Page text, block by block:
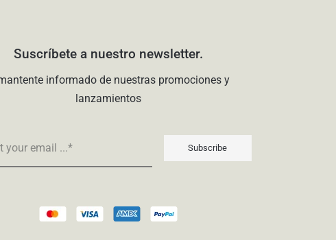
Suscríbete a nuestro newsletter.
informado de nuestras promociones y
lanzamientos
Subscribe